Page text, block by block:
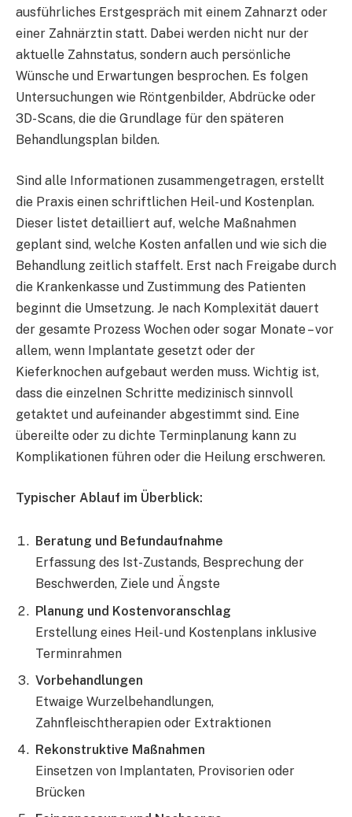
ausführliches Erstgespräch mit einem Zahnarzt oder
einer Zahnärztin statt. Dabei werden nicht nur der
aktuelle Zahnstatus, sondern auch persönliche
Wünsche und Erwartungen besprochen. Es folgen
Untersuchungen wie Röntgenbilder, Abdrücke oder
3D-Scans, die die Grundlage für den späteren
Behandlungsplan bilden.
Sind alle Informationen zusammengetragen, erstellt
die Praxis einen schriftlichen Heil- und Kostenplan.
Dieser listet detailliert auf, welche Maßnahmen
geplant sind, welche Kosten anfallen und wie sich die
Behandlung zeitlich staffelt. Erst nach Freigabe durch
die Krankenkasse und Zustimmung des Patienten
beginnt die Umsetzung. Je nach Komplexität dauert
der gesamte Prozess Wochen oder sogar Monate – vor
allem, wenn Implantate gesetzt oder der
Kieferknochen aufgebaut werden muss. Wichtig ist,
dass die einzelnen Schritte medizinisch sinnvoll
getaktet und aufeinander abgestimmt sind. Eine
übereilte oder zu dichte Terminplanung kann zu
Komplikationen führen oder die Heilung erschweren.
Typischer Ablauf im Überblick:
Beratung und Befundaufnahme
Erfassung des Ist-Zustands, Besprechung der
Beschwerden, Ziele und Ängste
Planung und Kostenvoranschlag
Erstellung eines Heil- und Kostenplans inklusive
Terminrahmen
Vorbehandlungen
Etwaige Wurzelbehandlungen,
Zahnfleischtherapien oder Extraktionen
Rekonstruktive Maßnahmen
Einsetzen von Implantaten, Provisorien oder
Brücken